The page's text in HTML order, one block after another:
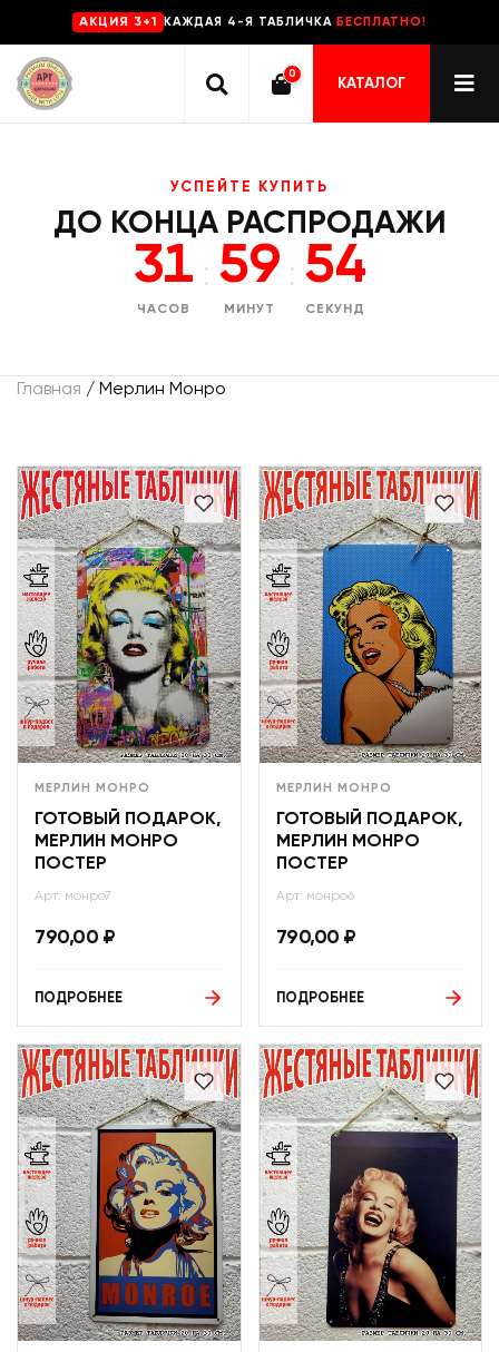
AKЦИЯ 3+1 КАЖДАЯ 4-Я ТАБЛИЧКА БЕСПЛАТНО!
0
КАТАЛОГ
УСПЕЙТЕ КУПИТЬ
ДО КОНЦА РАСПРОДАЖИ
31
ЧАСОВ
: 59
МИНУТ
: 54
СЕКУНД
Главная / Мерлин Монро
МЕРЛИН МОНРО
ГОТОВЫЙ ПОДАРОК,
МЕРЛИН МОНРО
ПОСТЕР
Арт: монро7
790,00 ₽
ПОДРОБНЕЕ
МЕРЛИН МОНРО
ГОТОВЫЙ ПОДАРОК,
МЕРЛИН МОНРО
ПОСТЕР
Арт: монро6
790,00 ₽
ПОДРОБНЕЕ